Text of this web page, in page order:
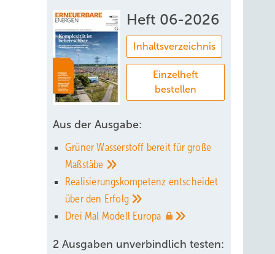
die
Heft 06-2026
Inhaltsverzeichnis
Einzelheft
bestellen
Aus der Ausgabe:
Grüner Wasserstoff bereit für große
Maßstäbe
Realisierungskompetenz entscheidet
über den Erfolg
Drei Mal Modell Europa
2 Ausgaben unverbindlich testen: